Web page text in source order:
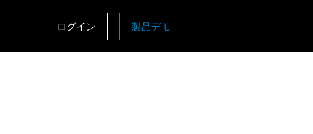
ログイン 製品デモ